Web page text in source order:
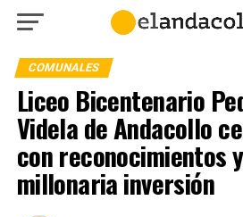
COMUNALES
Liceo Bicentenario
Videla de Andacollo
con reconocimientos
millonaria inversión